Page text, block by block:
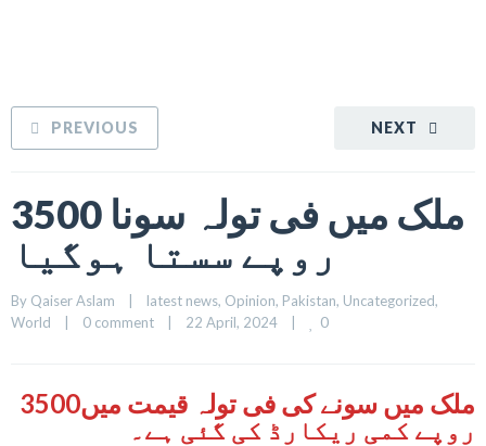
NEXT
PREVIOUS
ملک میں فی تولہ سونا 3500
روپے سستا ہوگیا
By Qaiser Aslam latest news, Opinion, Pakistan, Uncategorized
World
0 comment 22 April, 2024 0
ملک میں سونے کی فی تولہ قیمت میں3500
روپے کمی ریکارڈ کی گئی ہے۔